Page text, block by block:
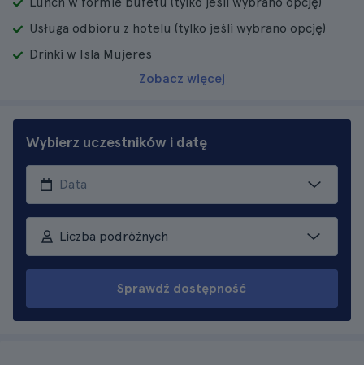
Usługa odbioru z hotelu (tylko jeśli wybrano opcję)
Drinki w Isla Mujeres
Zobacz więcej
Wybierz uczestników i datę
Liczba podróżnych
Sprawdź dostępność